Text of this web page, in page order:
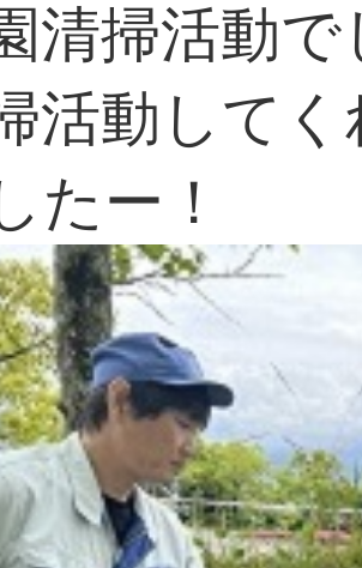
清掃活動で
活動して
たー！